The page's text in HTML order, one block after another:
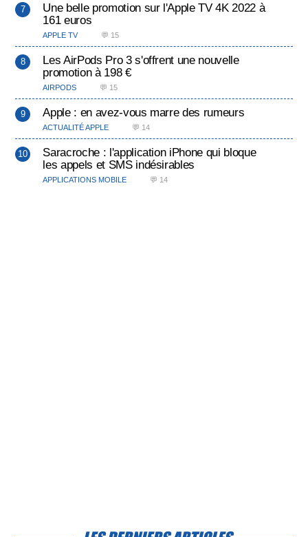
Une belle promotion sur l'Apple TV 4K 2022 à
161 euros
APPLE TV 💬 15
Les AirPods Pro 3 s'offrent une nouvelle
promotion à 198 €
AIRPODS 💬 15
Apple : en avez-vous marre des rumeurs
ACTUALITÉ APPLE 💬 14
Saracroche : l'application iPhone qui bloque
les appels et SMS indésirables
APPLICATIONS MOBILE 💬 14